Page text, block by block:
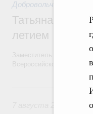
Добровольчество и
Татьяна
летием
Заместитель
Всероссийского